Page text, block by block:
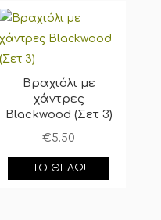
Βραχιόλι με
χάντρες
Blackwood (Σετ 3)
€5.50
ΤΟ ΘΈΛΩ!